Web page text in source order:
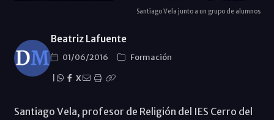
Santiago Vela junto a un grupo de alumnos
Beatriz Lafuente
01/06/2016
Formación
X
Santiago Vela, profesor de Religión del IES Cerro del